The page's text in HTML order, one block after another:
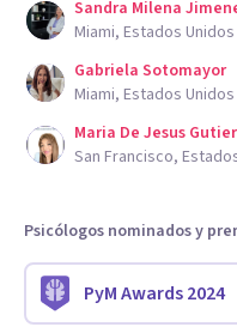
Sandra Milena
Miami, Estados
Gabriela Sotomayor
Miami, Estados
Maria De Jesus
San Francisco,
Psicólogos nominados y
PyM Awards 2024